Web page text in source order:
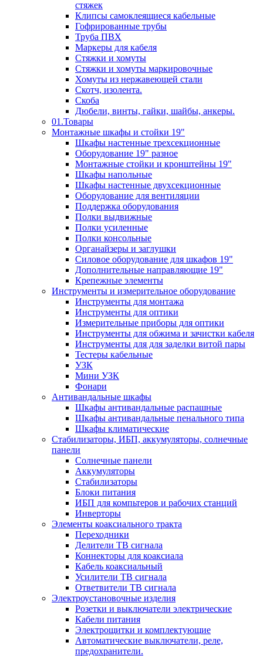
стяжек
Клипсы самоклеящиеся кабельные
Гофрированные трубы
Труба ПВХ
Маркеры для кабеля
Стяжки и хомуты
Стяжки и хомуты маркировочные
Хомуты из нержавеющей стали
Скотч, изолента.
Скоба
Дюбели, винты, гайки, шайбы, анкеры.
01.Товары
Монтажные шкафы и стойки 19"
Шкафы настенные трехсекционные
Оборудование 19" разное
Монтажные стойки и кронштейны 19"
Шкафы напольные
Шкафы настенные двухсекционные
Оборудование для вентиляции
Поддержка оборудования
Полки выдвижные
Полки усиленные
Полки консольные
Органайзеры и заглушки
Силовое оборудование для шкафов 19"
Дополнительные направляющие 19"
Крепежные элементы
Инструменты и измерительное оборудование
Инструменты для монтажа
Инструменты для оптики
Измерительные приборы для оптики
Инструменты для обжима и зачистки кабеля
Инструменты для для заделки витой пары
Тестеры кабельные
УЗК
Мини УЗК
Фонари
Антивандальные шкафы
Шкафы антивандальные распашные
Шкафы антивандальные пенального типа
Шкафы климатические
Стабилизаторы, ИБП, аккумуляторы, солнечные
панели
Солнечные панели
Аккумуляторы
Стабилизаторы
Блоки питания
ИБП для компьтеров и рабочих станций
Инверторы
Элементы коаксиального тракта
Переходники
Делители ТВ сигнала
Коннекторы для коаксиала
Кабель коаксиальный
Усилители ТВ сигнала
Ответвители ТВ сигнала
Электроустановочные изделия
Розетки и выключатели электрические
Кабели питания
Электрощитки и комплектующие
Автоматические выключатели, реле,
предохранители.